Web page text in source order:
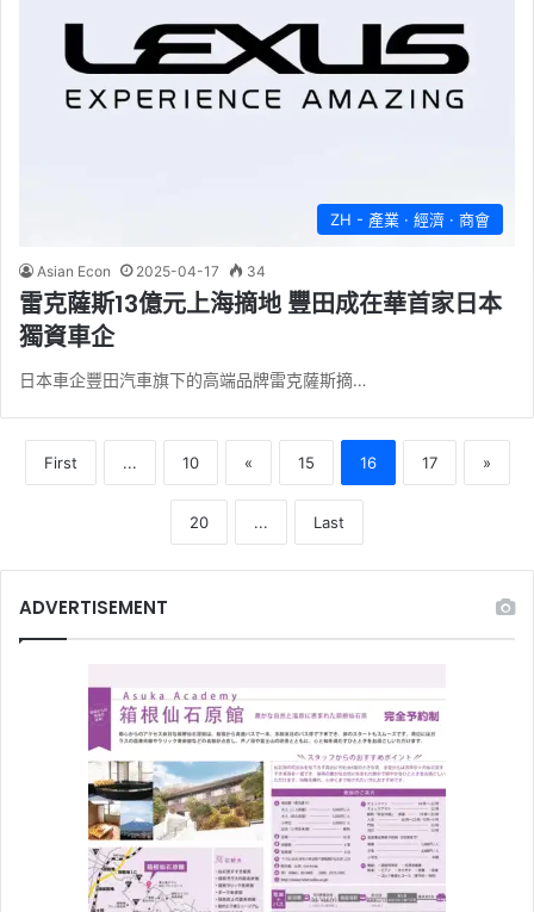
ZH - 產業 · 經濟 · 商會
Asian Econ 2025-04-17 34
雷克薩斯13億元上海摘地 豐田成在華首家日本
獨資車企
日本車企豐田汽車旗下的高端品牌雷克薩斯摘…
First ... 10 « 15 16 17 »
20 ... Last
ADVERTISEMENT